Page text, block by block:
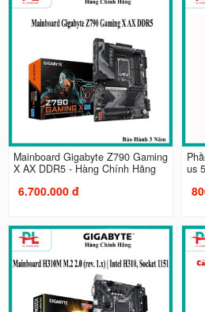
Mainboard Gigabyte Z790 Gaming
X AX DDR5 - Hàng Chính Hãng
6.700.000 đ
us